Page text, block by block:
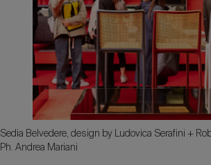
Sedia Belvedere, design by Ludovica Serafini +
Ph. Andrea Mariani